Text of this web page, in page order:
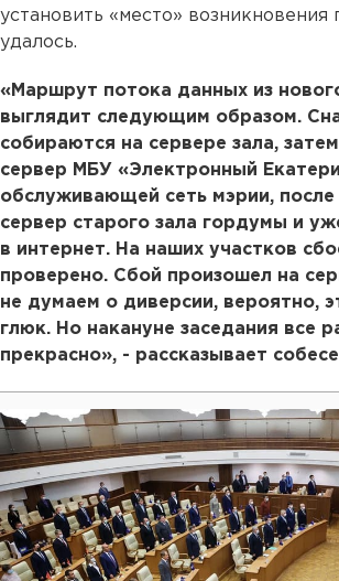
установить «место» возникновения
удалось.
«Маршрут потока данных из
выглядит следующим образом.
собираются на сервере зала,
сервер МБУ «Электронный
обслуживающей сеть мэрии, после
сервер старого зала гордумы и
в интернет. На наших участков
проверено. Сбой произошел на
не думаем о диверсии, вероятно,
глюк. Но накануне заседания все
прекрасно», - рассказывает